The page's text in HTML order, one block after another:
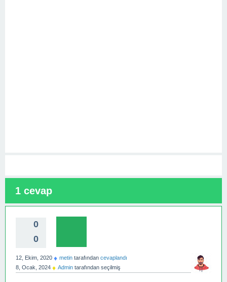
1 cevap
0
0
12, Ekim, 2020 ♦ metin tarafından cevaplandı
8, Ocak, 2024 ♦ Admin tarafından seçilmiş